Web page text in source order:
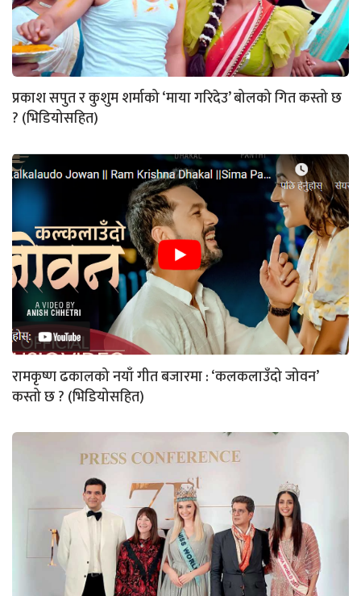
प्रकाश सपुत र कुशुम शर्माको ‘माया गरिदेउ’ बोलको गित कस्तो छ
? (भिडियोसहित)
रामकृष्ण ढकालको नयाँ गीत बजारमा : ‘कलकलाउँदो जोवन’
कस्तो छ ? (भिडियोसहित)